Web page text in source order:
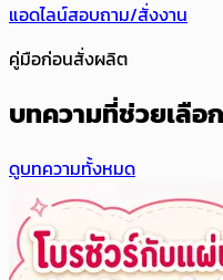
แอดไลน์สอบถาม/สั่งงาน
คู่มือก่อนสั่งผลิต
บทความที่ช่วยเลือ
ดูบทความทั้งหมด